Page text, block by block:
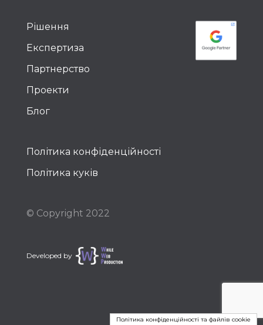
Рішення
Експертиза
Партнерство
Проекти
Блог
Політика конфіденційності
Політика куків
Developed by
© Copyright 2022
Політика конфіденційності та файлів cookie